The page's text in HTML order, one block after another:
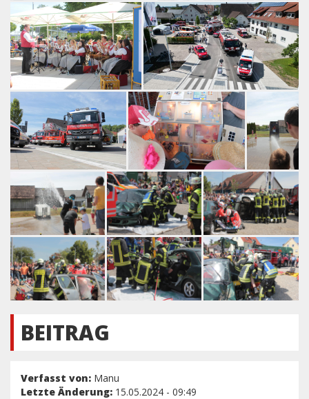
BEITRAG
Verfasst von: Manu
Letzte Änderung: 15.05.2024 - 09:49